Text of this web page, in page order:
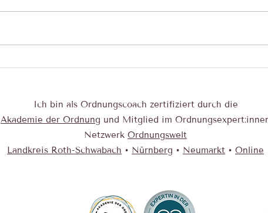
Auto packen für den Urlaub:
Mein
Ich bin als Ordnungscoach zertifiziert durch die
Akad emie der Ordnung und Mitglied im
Netzwerk Ordnungswelt
Landkreis Roth-Schwabach • Nürnberg • Neumarkt • Online